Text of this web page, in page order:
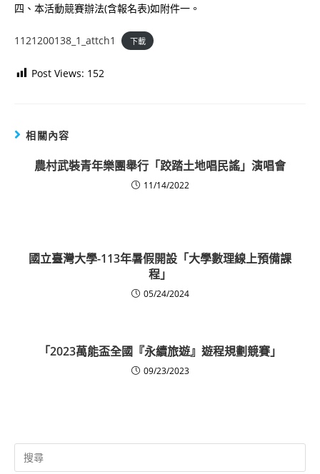
四、本活動競賽辦法(含報名表)如附件一。
1121200138_1_attch1 下載
Post Views: 152
相關內容
農村武裝青年樂團舉行「跤踏土地唱民謠」演唱會
11/14/2022
國立臺灣大學-113年暑假開設「大學數理線上預備課
程」
05/24/2024
「2023萬能盃全國『永續旅遊』遊程規劃競賽」
09/23/2023
Search
for: